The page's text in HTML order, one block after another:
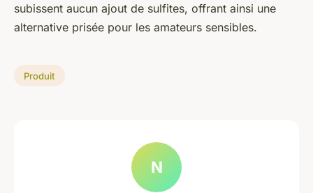
subissent aucun ajout de sulfites, offrant ainsi une
alternative prisée pour les amateurs sensibles.
Produit
N